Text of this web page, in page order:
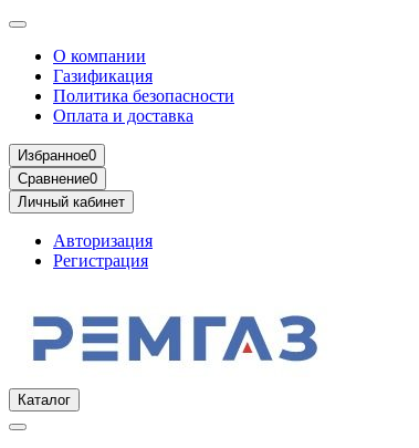
О компании
Газификация
Политика безопасности
Оплата и доставка
Избранное0
Сравнение0
Личный кабинет
Авторизация
Регистрация
Каталог